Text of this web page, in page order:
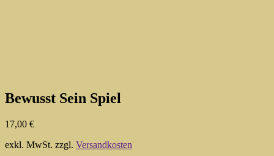
Bewusst Sein Spiel
17,00 €
exkl. MwSt. zzgl. Versandkosten